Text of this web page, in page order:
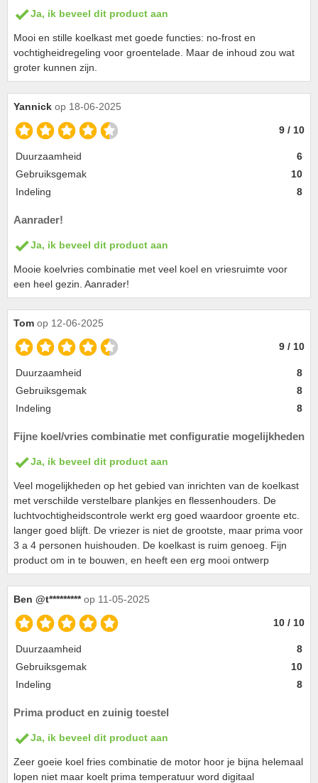
Ja, ik beveel dit product aan
Mooi en stille koelkast met goede functies: no-frost en
vochtigheidregeling voor groentelade. Maar de inhoud zou wat
groter kunnen zijn.
Yannick op 18-06-2025
9 / 10
Duurzaamheid
6
Gebruiksgemak
10
Indeling
8
Aanrader!
Ja, ik beveel dit product aan
Mooie koelvries combinatie met veel koel en vriesruimte voor
een heel gezin. Aanrader!
Tom op 12-06-2025
9 / 10
Duurzaamheid
8
Gebruiksgemak
8
Indeling
8
Fijne koel/vries combinatie met configuratie mogelijkheden
Ja, ik beveel dit product aan
Veel mogelijkheden op het gebied van inrichten van de koelkast
met verschilde verstelbare plankjes en flessenhouders. De
luchtvochtigheidscontrole werkt erg goed waardoor groente etc.
langer goed blijft. De vriezer is niet de grootste, maar prima voor
3 a 4 personen huishouden. De koelkast is ruim genoeg. Fijn
product om in te bouwen, en heeft een erg mooi ontwerp
Ben @t********* op 11-05-2025
10 / 10
Duurzaamheid
8
Gebruiksgemak
10
Indeling
8
Prima product en zuinig toestel
Ja, ik beveel dit product aan
Zeer goeie koel fries combinatie de motor hoor je bijna helemaal
lopen niet maar koelt prima temperatuur word digitaal